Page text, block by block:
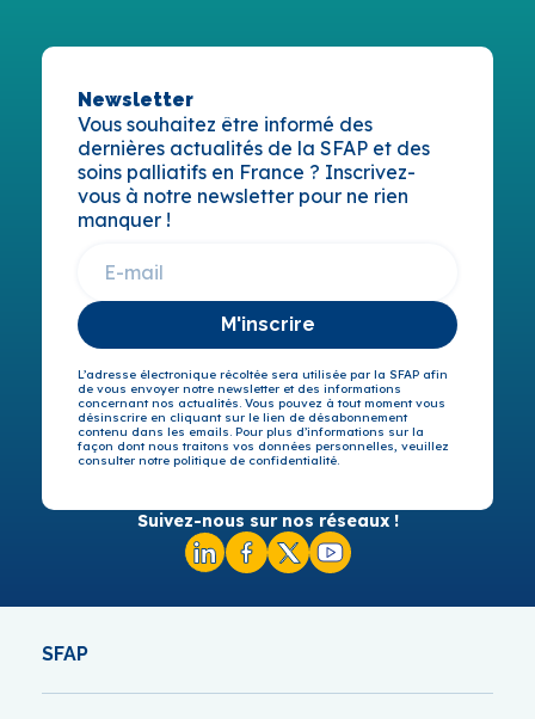
Newsletter
Vous souhaitez être informé des
dernières actualités de la SFAP et des
soins palliatifs en France ? Inscrivez-
vous à notre newsletter pour ne rien
manquer !
M'inscrire
L’adresse électronique récoltée sera utilisée par la SFAP afin
de vous envoyer notre newsletter et des informations
concernant nos actualités. Vous pouvez à tout moment vous
désinscrire en cliquant sur le lien de désabonnement
contenu dans les emails. Pour plus d’informations sur la
façon dont nous traitons vos données personnelles, veuillez
consulter notre politique de confidentialité.
Suivez-nous sur nos réseaux !
SFAP